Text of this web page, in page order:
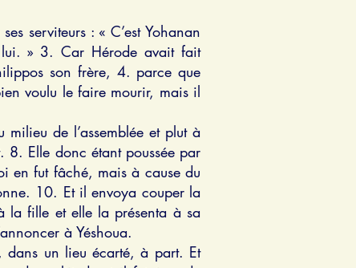
serviteurs : « C’est Yohanan
lui. » 3. Car Hérode avait fait
son frère, 4. parce que
voulu le faire mourir, mais il
de l’assemblée et plut à
8. Elle donc étant poussée par
en fut fâché, mais à cause du
10. Et il envoya couper la
la fille et elle la présenta à sa
à Yéshoua.
dans un lieu écarté, à part. Et